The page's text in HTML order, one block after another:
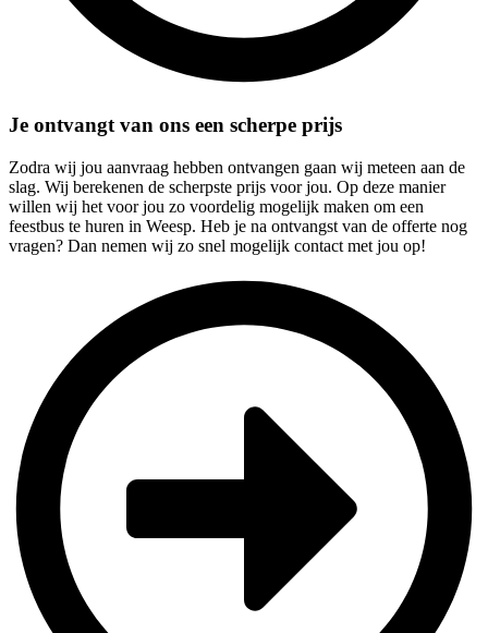
Je ontvangt van ons een scherpe prijs
Zodra wij jou aanvraag hebben ontvangen gaan wij meteen aan de
slag. Wij berekenen de scherpste prijs voor jou. Op deze manier
willen wij het voor jou zo voordelig mogelijk maken om een
feestbus te huren in Weesp. Heb je na ontvangst van de offerte nog
vragen? Dan nemen wij zo snel mogelijk contact met jou op!